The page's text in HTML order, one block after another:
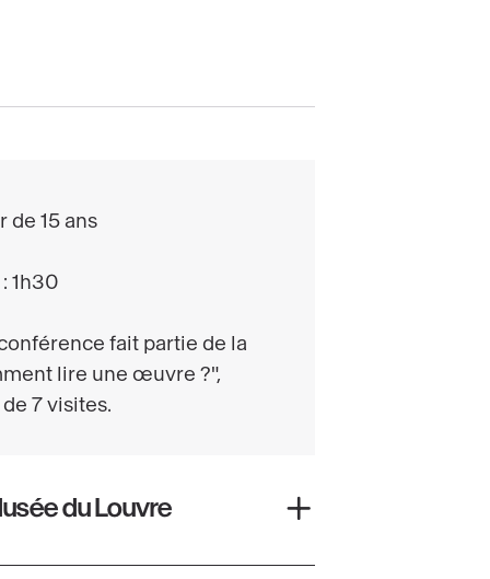
de 15 ans
1h30
fait partie de la
lire une œuvre ?",
7 visites.
du Louvre